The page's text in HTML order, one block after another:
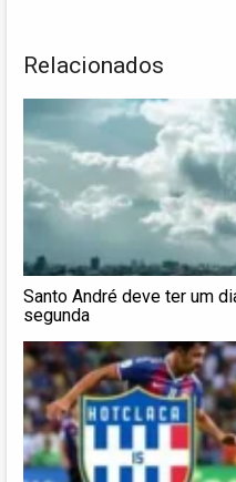
Relacionados
Santo André deve ter um
segunda